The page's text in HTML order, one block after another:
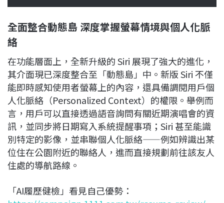
全面整合動態島 深度掌握螢幕情境與個人化脈
絡
在功能層面上，全新升級的 Siri 展現了強大的進化，
其介面現已深度整合至「動態島」中。新版 Siri 不僅
能即時感知使用者螢幕上的內容，還具備調閱用戶個
人化脈絡（Personalized Context）的權限。舉例而
言，用戶可以直接透過語音詢問有關近期演唱會的資
訊，並同步將日期寫入系統提醒事項；Siri 甚至能識
別特定的影像，並串聯個人化脈絡——例如辨識出某
位住在公園附近的聯絡人，進而直接規劃前往該友人
住處的導航路線。
「AI履歷健檢」看見自己優勢：